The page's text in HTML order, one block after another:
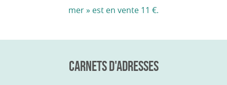
mer » est en vente 11 €.
CARNETS D'ADRESSES